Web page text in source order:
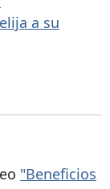
a su
"Beneficios